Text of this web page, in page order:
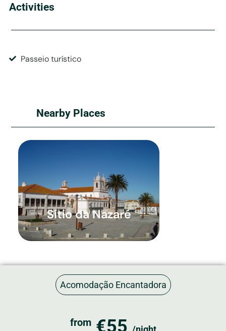
Activities
Passeio turístico
Nearby Places
Sítio da Nazaré
Acomodação Encantadora
from €55